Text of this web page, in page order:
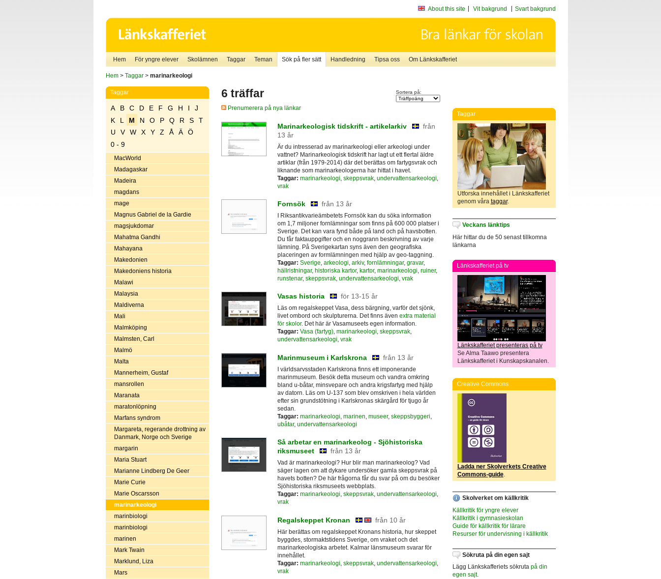
About this site Vit bakgrund Svart bakgrund
Hem För yngre elever Skolämnen Taggar Teman Sök på fler sätt Handledning Tipsa oss Om Länkskafferiet
Hem> Taggar> marinarkeologi
Taggar
A B C D E F G H I
J
K
L M N O P Q R S
T
U
V W X Y Z Å Ä
Ö
0 - 9
MacWorld
Madagaskar
Madeira
magdans
mage
Magnus Gabriel de la Gardie
magsjukdomar
Mahatma Gandhi
Mahayana
Makedonien
Makedoniens historia
Malawi
Malaysia
Maldiverna
Mali
Malmköping
Malmsten, Carl
Malmö
Malta
Mannerheim, Gustaf
mansrollen
Maranata
maratonlöpning
Marfans syndrom
Margareta, regerande drottning av
Danmark, Norge och Sverige
margarin
Maria Stuart
Marianne Lindberg De Geer
Marie Curie
Marie Oscarsson
marinarkeologi
marinbiologi
marinbiologi
marinen
Mark Twain
Marklund, Liza
Mars
6 träffar Sortera på:
Prenumerera på nya länkar
Marinarkeologisk tidskrift - artikelarkiv
från
13 år
Är du intresserad av marinarkeologi eller arkeologi under
vattnet? Marinarkeologisk tidskrift har lagt ut ett flertal äldre
artiklar (från 1979-2014) där det berättas om fartygsvrak och
liknande som marinarkeologerna har hittat i havet.
Taggar: marinarkeologi skeppsvrak, undervattensarkeologi
vrak
Fornsök från 13 år
I Riksantikvarieämbetets Fornsök kan du söka information
om 1,7 miljoner fornlämningar som finns på 600 000 platser i
Sverige. Det kan vara fynd både på land och på havsbotten.
Du får faktauppgifter och en noggrann beskrivning av varje
lämning. På Sverigekartan syns även den geografiska
placeringen av formlämningen med hjälp av geo-taggning.
Taggar: Sverige, arkeologi, arkiv, fornlämningar, gravar,
hällristningar, historiska kartor, kartor, marinarkeologi, ruiner,
runstenar, skeppsvrak, undervattensarkeologi, vrak
Vasas historia för 13-15 år
Läs om regalskeppet Vasa, dess bärgning, varför det sjönk,
livet ombord och skulpturerna. Det finns även extra material
för skolor. Det här är Vasamuseets egen information.
Taggar: Vasa (fartyg), marinarkeologi, skeppsvrak,
undervattensarkeologi, vrak
Marinmuseum i Karlskrona från 13 år
I världsarvsstaden Karlskrona finns ett imponerande
marinmuseum. Besök detta museum och vandra omkring
bland u-båtar, minsvepare och andra krigsfartyg med hjälp
av datorn. Läs om U-137 som blev omskriven i hela världen
efter sin grundstötning i Karlskronas skärgård för tjugo år
sedan.
Taggar: marinarkeologi, marinen, museer, skeppsbyggeri,
ubåtar, undervattensarkeologi
Så arbetar en marinarkeolog - Sjöhistoriska
riksmuseet
från 13 år
Vad är marinarkeologi? Hur blir man marinarkeolog? Vad
säger lagen om att dykare undersöker gamla skeppsvrak på
havets botten? De här frågorna får du svar på om du besöker
Sjöhistoriska riksmuseets webbplats.
Taggar: marinarkeologi, skeppsvrak, undervattensarkeologi,
vrak
Regalskeppet Kronan från 10 år
Här berättas om regalskeppet Kronans historia, hur skeppet
byggdes, stormaktstidens Sverige, om vraket och det
marinarkeologiska arbetet. Kalmar länsmuseum svarar för
innehållet.
Taggar: marinarkeologi skeppsvrak, undervattensarkeologi
vrak
Taggar
Utforska innehållet i Länkskafferiet
genom våra taggar.
Veckans länktips
Här hittar du de 50 senast tillkomna
länkarna
Länkskafferiet på tv
Länkskafferiet presenteras på tv
Se Alma Taawo presentera
Länkskafferiet i Kunskapskanalen.
Creative Commons
Ladda ner Skolverkets Creative
Commons-guide.
Skolverket om källkritik
Källkritik för yngre elever
Källkritik i gymnasieskolan
Guide för källkritik för lärare
Resurser för undervisning i källkritik
Sökruta på din egen sajt
Lägg Länkskafferiets sökruta på din
egen sajt.